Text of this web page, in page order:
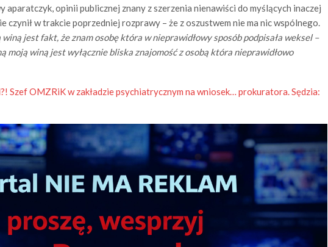
aparatczyk, opinii publicznej znany z szerzenia nienawiści do myślących inaczej
czynił w trakcie poprzedniej rozprawy – że z oszustwem nie ma nic wspólnego.
jest fakt, że znam osobę która w nieprawidłowy sposób podpisała weksel –
moją winą jest wyłącznie bliska znajomość z osobą która nieprawidłowo
Szef OMZRiK w zakładzie psychiatrycznym na wniosek… prokuratora. Sędzia: